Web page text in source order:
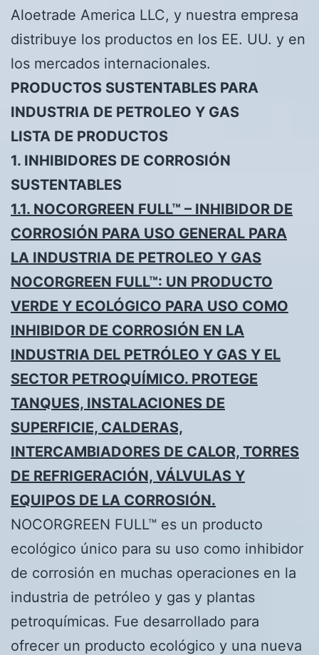
Aloetrade America LLC, y nuestra empresa
distribuye los productos en los EE. UU. y en
los mercados internacionales.
PRODUCTOS SUSTENTABLES PARA
INDUSTRIA DE PETROLEO Y GAS
LISTA DE PRODUCTOS
1. INHIBIDORES DE CORROSIÓN
SUSTENTABLES
1.1. NOCORGREEN FULL™ – INHIBIDOR DE
CORROSIÓN PARA USO GENERAL PARA
LA INDUSTRIA DE PETROLEO Y GAS
NOCORGREEN FULL™: UN PRODUCTO
VERDE Y ECOLÓGICO PARA USO COMO
INHIBIDOR DE CORROSIÓN EN LA
INDUSTRIA DEL PETRÓLEO Y GAS Y EL
SECTOR PETROQUÍMICO. PROTEGE
TANQUES, INSTALACIONES DE
SUPERFICIE, CALDERAS,
INTERCAMBIADORES DE CALOR, TORRES
DE REFRIGERACIÓN, VÁLVULAS Y
EQUIPOS DE LA CORROSIÓN.
NOCORGREEN FULL™ es un producto
ecológico único para su uso como inhibidor
de corrosión en muchas operaciones en la
industria de petróleo y gas y plantas
petroquímicas. Fue desarrollado para
ofrecer un producto ecológico y una nueva